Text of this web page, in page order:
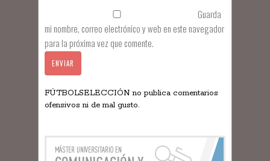
Guarda
mi nombre, correo electrónico y web en este navegador
para la próxima vez que comente.
FÚTBOLSELECCIÓN no publica comentarios
ofensivos ni de mal gusto.